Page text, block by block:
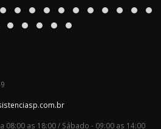
08:00 as 18:00 / Sábado - 09:00 as 14:00